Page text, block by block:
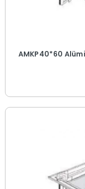
AMKP40*60